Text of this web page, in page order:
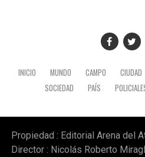
INICIO MUNDO CAMPO CIUDAD
SOCIEDAD
PAÍS
Propiedad : Editorial Arena del
Director : Nicolás Roberto